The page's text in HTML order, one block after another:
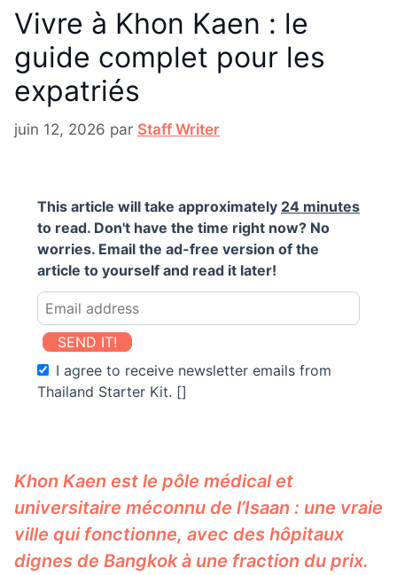
Vivre à Khon Kaen : le
guide complet pour les
expatriés
juin 12, 2026 par Staff Writer
This article will take approximately 24 minutes
to read. Don't have the time right now? No
worries. Email the ad-free version of the
article to yourself and read it later!
SEND IT!
I agree to receive newsletter emails from
Thailand Starter Kit. []
Khon Kaen est le pôle médical et
universitaire méconnu de l’Isaan : une vraie
ville qui fonctionne, avec des hôpitaux
dignes de Bangkok à une fraction du prix.